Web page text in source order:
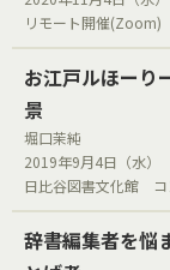
リモート開催(Zoom)
お江戸ルほー
景
堀口茉純
2019年9月4日（水）
日比谷図書文化館 コ
辞書編集者を